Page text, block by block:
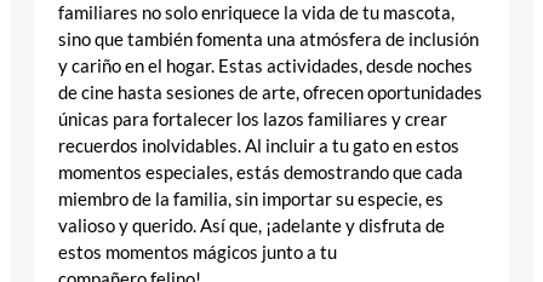
familiares no solo enriquece la vida de tu mascota,
sino que también fomenta una atmósfera de inclusión
y cariño en el hogar. Estas actividades, desde noches
de cine hasta sesiones de arte, ofrecen oportunidades
únicas para fortalecer los lazos familiares y crear
recuerdos inolvidables. Al incluir a tu gato en estos
momentos especiales, estás demostrando que cada
miembro de la familia, sin importar su especie, es
valioso y querido. Así que, ¡adelante y disfruta de
estos momentos mágicos junto a tu